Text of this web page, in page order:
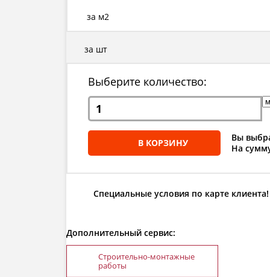
за м2
за шт
Выберите количество:
В КОРЗИНУ
Вы
На
Специальные условия по карте клиента!
Дополнительный сервис:
Строительно-монтажные
работы